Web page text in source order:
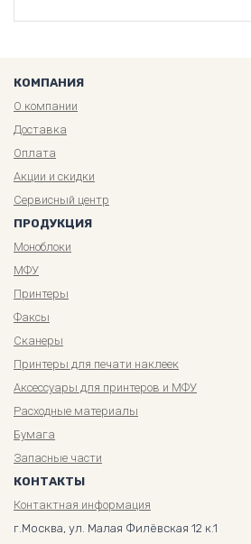
КОМПАНИЯ
О компании
Доставка
Оплата
Акции и скидки
Сервисный центр
ПРОДУКЦИЯ
Моноблоки
МФУ
Принтеры
Факсы
Сканеры
Принтеры для печати наклеек
Аксессуары для принтеров и МФУ
Расходные материалы
Бумага
Запасные части
КОНТАКТЫ
Контактная информация
г.Москва, ул. Малая Филёвская 12 к.1